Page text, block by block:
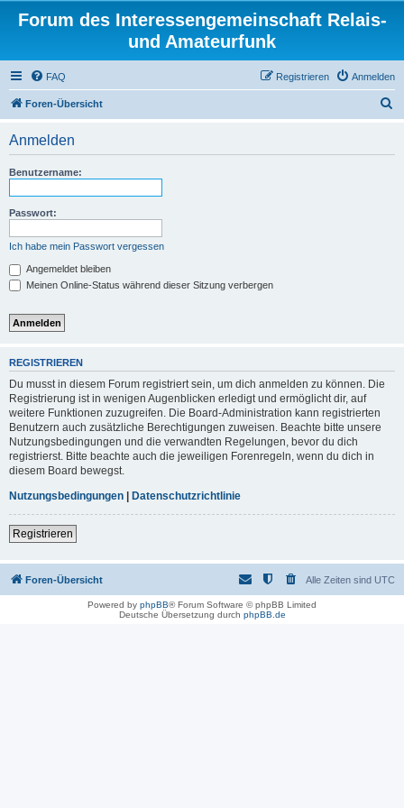
Forum des Interessengemeinschaft Relais-
und Amateurfunk
FAQ Anmelden
Registrieren
Foren-Übersicht
Anmelden
Benutzername:
Passwort:
Ich habe mein Passwort vergessen
Angemeldet bleiben
Meinen Online-Status während dieser Sitzung verbergen
REGISTRIEREN
Du musst in diesem Forum registriert sein, um dich anmelden zu können. Die
Registrierung ist in wenigen Augenblicken erledigt und ermöglicht dir, auf
weitere Funktionen zuzugreifen. Die Board-Administration kann registrierten
Benutzern auch zusätzliche Berechtigungen zuweisen. Beachte bitte unsere
Nutzungsbedingungen und die verwandten Regelungen, bevor du dich
registrierst. Bitte beachte auch die jeweiligen Forenregeln, wenn du dich in
diesem Board bewegst.
Nutzungsbedingungen | Datenschutzrichtlinie
Registrieren
Foren-Übersicht Alle Zeiten sind UTC
Powered by phpBB® Forum Software © phpBB Limited
Deutsche Übersetzung durch phpBB.de